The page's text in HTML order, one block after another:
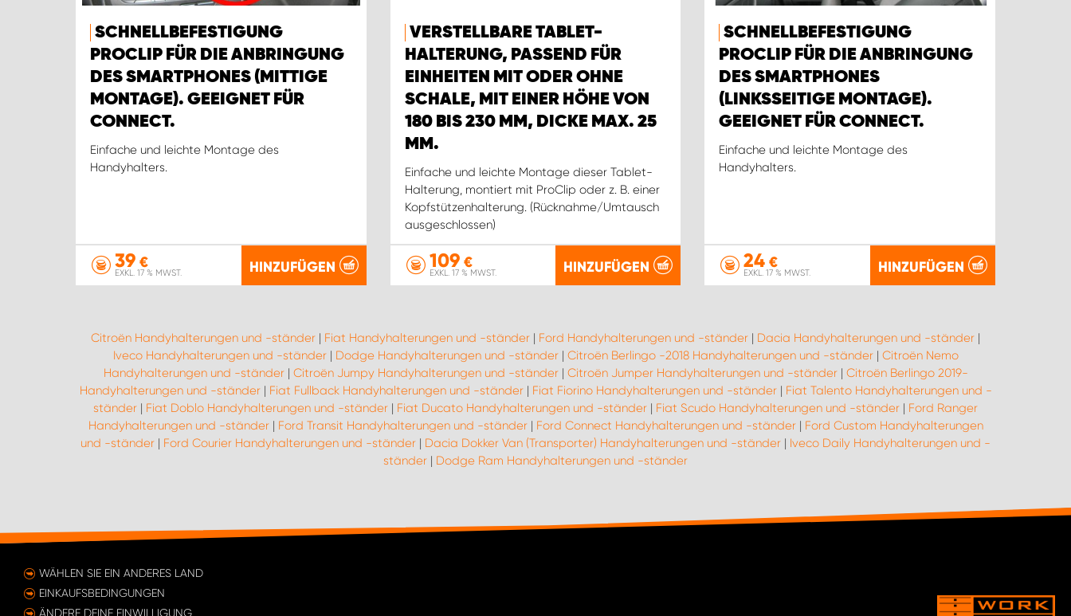
SCHNELLBEFESTIGUNG
PROCLIP FÜR DIE ANBRINGUNG
DES SMARTPHONES (MITTIGE
MONTAGE). GEEIGNET FÜR
CONNECT.
Einfache und leichte Montage des
Handyhalters.
39 €
EXKL. 17 % MWST. HINZUFÜGEN
VERSTELLBARE TABLET-
HALTERUNG, PASSEND FÜR
EINHEITEN MIT ODER OHNE
SCHALE, MIT EINER HÖHE VON
180 BIS 230 MM, DICKE MAX. 25
MM.
Einfache und leichte Montage dieser Tablet-
Halterung, montiert mit ProClip oder z. B. einer
Kopfstützenhalterung. (Rücknahme/Umtausch
ausgeschlossen)
109€
EXKL. 17 % MWST. HINZUFÜGEN
SCHNELLBEFESTIGUNG
PROCLIP FÜR DIE ANBRINGUNG
DES SMARTPHONES
(LINKSSEITIGE MONTAGE).
GEEIGNET FÜR CONNECT.
Einfache und leichte Montage des
Handyhalters.
24 €
EXKL. 17 % MWST. HINZUFÜGEN
Citroën Handyhalterungen und -ständer | Fiat Handyhalterungen und -ständer | Ford Handyhalterungen und -ständer | Dacia Handyhalterungen und -ständer |
Iveco Handyhalterungen und -ständer| Dodge Handyhalterungen und -ständer| Citroën Berlingo -2018 Handyhalterungen und -ständer| Citroën Nemo
Handyhalterungen und -ständer| Citroën Jumpy Handyhalterungen und -ständer| Citroën Jumper Handyhalterungen und -ständer| Citroën Berlingo 2019-
Handyhalterungen und -ständer| Fiat Fullback Handyhalterungen und -ständer| Fiat Fiorino Handyhalterungen und -ständer| Fiat Talento Handyhalterungen und -
ständer | Fiat Doblo Handyhalterungen und -ständer | Fiat Ducato Handyhalterungen und -ständer | Fiat Scudo Handyhalterungen und -ständer | Ford Ranger
Handyhalterungen und -ständer| Ford Transit Handyhalterungen und -ständer| Ford Connect Handyhalterungen und -ständer| Ford Custom Handyhalterungen
und -ständer | Ford Courier Handyhalterungen und -ständer | Dacia Dokker Van (Transporter) Handyhalterungen und -ständer | Iveco Daily Handyhalterungen und -
ständer | Dodge Ram Handyhalterungen und -ständer
WÄHLEN SIE EIN ANDERES LAND
EINKAUFSBEDINGUNGEN
ÄNDERE DEINE EINWILLIGUNG